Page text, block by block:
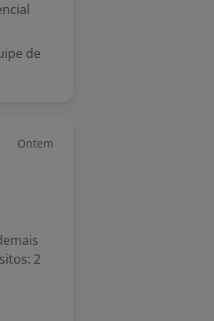
de
Ontem
2